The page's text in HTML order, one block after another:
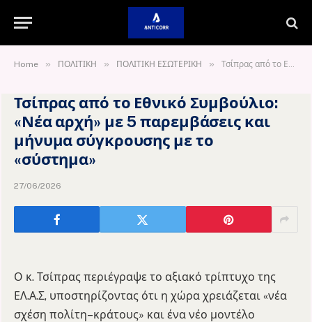
Home » ΠΟΛΙΤΙΚΗ » ΠΟΛΙΤΙΚΗ ΕΣΩΤΕΡΙΚΗ » Τσίπρας από το Εθνικό Συμβούλιο: «Νέα αρχή» με 5 παρεμβάσεις και μήνυμα σύγκρουσης με το «σύστημα»
Τσίπρας από το Εθνικό Συμβούλιο:
«Νέα αρχή» με 5 παρεμβάσεις και
μήνυμα σύγκρουσης με το
«σύστημα»
27/06/2026
Ο κ. Τσίπρας περιέγραψε το αξιακό τρίπτυχο της
ΕΛ.Α.Σ, υποστηρίζοντας ότι η χώρα χρειάζεται «νέα
σχέση πολίτη–κράτους» και ένα νέο μοντέλο